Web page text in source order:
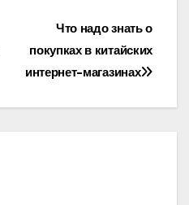
Что надо знать о
покупках в китайских
интернет-магазинах